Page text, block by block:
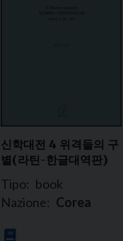
신학대전 4 위격들의 구
별(라틴-한글대역판)
Tipo: book
Nazione: Corea